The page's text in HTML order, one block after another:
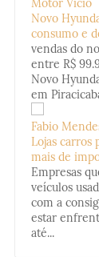
Motor Vício
Novo
consumo e
vendas do
entre R$
Novo
em
Fabio
Lojas carros
mais de
Empresas
veículos
com a
estar
até...